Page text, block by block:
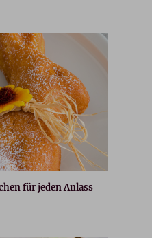
für jeden Anlass